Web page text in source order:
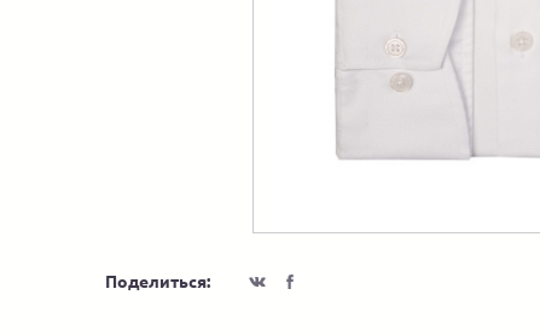
Поделиться: